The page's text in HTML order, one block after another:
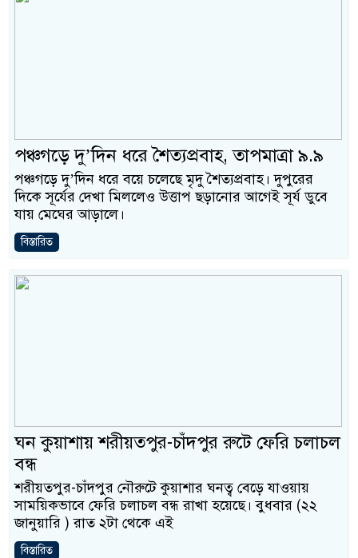
পঞ্চগড়ে দু’দিন ধরে শৈত্যপ্রবাহ, তাপমাত্রা ৯.৯
পঞ্চগড়ে দু’দিন ধরে বয়ে চলেছে মৃদু শৈত্যপ্রবাহ। দুপুরের
দিকে সূর্যের দেখা মিললেও উত্তাপ ছড়ানোর আগেই সূর্য ডুবে
যায় মেঘের আড়ালে।
বিস্তারিত
ঘন কুয়াশায় শরীয়তপুর-চাঁদপুর রুটে ফেরি চলাচল
বন্ধ
শরীয়তপুর-চাঁদপুর নৌরুটে কুয়াশার ঘনত্ব বেড়ে যাওয়ায়
সাময়িকভাবে ফেরি চলাচল বন্ধ রাখা হয়েছে। বুধবার (২২
জানুয়ারি ) রাত ২টা থেকে এই
বিস্তারিত